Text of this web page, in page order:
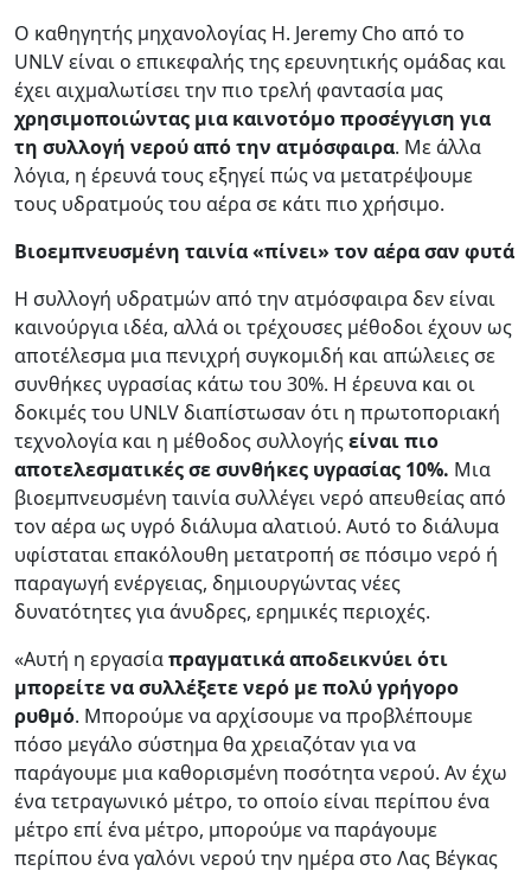
Ο καθηγητής μηχανολογίας H. Jeremy Cho από το
UNLV είναι ο επικεφαλής της ερευνητικής ομάδας και
έχει αιχμαλωτίσει την πιο τρελή φαντασία μας
χρησιμοποιώντας μια καινοτόμο προσέγγιση για
τη συλλογή νερού από την ατμόσφαιρα. Με άλλα
λόγια, η έρευνά τους εξηγεί πώς να μετατρέψουμε
τους υδρατμούς του αέρα σε κάτι πιο χρήσιμο.
Βιοεμπνευσμένη ταινία «πίνει» τον αέρα σαν φυτά
Η συλλογή υδρατμών από την ατμόσφαιρα δεν είναι
καινούργια ιδέα, αλλά οι τρέχουσες μέθοδοι έχουν ως
αποτέλεσμα μια πενιχρή συγκομιδή και απώλειες σε
συνθήκες υγρασίας κάτω του 30%. Η έρευνα και οι
δοκιμές του UNLV διαπίστωσαν ότι η πρωτοποριακή
τεχνολογία και η μέθοδος συλλογήςείναι πιο
αποτελεσματικές σε συνθήκες υγρασίας 10%. Μια
βιοεμπνευσμένη ταινία συλλέγει νερό απευθείας από
τον αέρα ως υγρό διάλυμα αλατιού. Αυτό το διάλυμα
υφίσταται επακόλουθη μετατροπή σε πόσιμο νερό ή
παραγωγή ενέργειας, δημιουργώντας νέες
δυνατότητες για άνυδρες, ερημικές περιοχές.
«Αυτή η εργασίαπραγματικά αποδεικνύει ότι
μπορείτε να συλλέξετε νερό με πολύ γρήγορο
ρυθμό. Μπορούμε να αρχίσουμε να προβλέπουμε
πόσο μεγάλο σύστημα θα χρειαζόταν για να
παράγουμε μια καθορισμένη ποσότητα νερού. Αν έχω
ένα τετραγωνικό μέτρο, το οποίο είναι περίπου ένα
μέτρο επί ένα μέτρο, μπορούμε να παράγουμε
περίπου ένα γαλόνι νερού την ημέρα στο Λας Βέγκας